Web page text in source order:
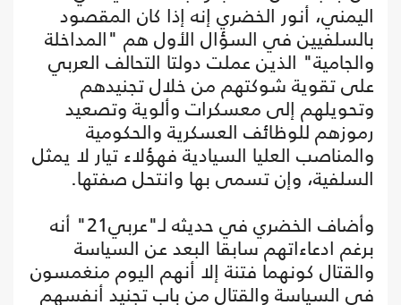
اليمني، أنور الخضري إنه إذا كان المقصود
بالسلفيين في السؤال الأول هم "المداخلة
والجامية" الذين عملت دولتا التحالف العربي
على تقوية شوكتهم من خلال تجنيدهم
وتحويلهم إلى معسكرات وألوية وتصعيد
رموزهم للوظائف العسكرية والحكومية
والمناصب العليا السيادية فهؤلاء تيار لا يمثل
السلفية، وإن تسمى بها وانتحل صفتها.
وأضاف الخضري في حديثه لـ"عربي21" أنه
برغم ادعاءاتهم سابقا البعد عن السياسة
والقتال كونهما فتنة إلا أنهم اليوم منغمسون
في السياسة والقتال من باب تجنيد أنفسهم